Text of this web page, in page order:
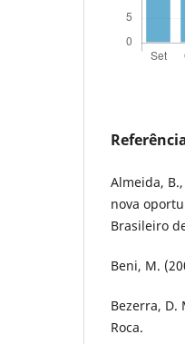
Almeida,
nova
Brasileiro
Beni, M.
Bezerra, D.
Roca.